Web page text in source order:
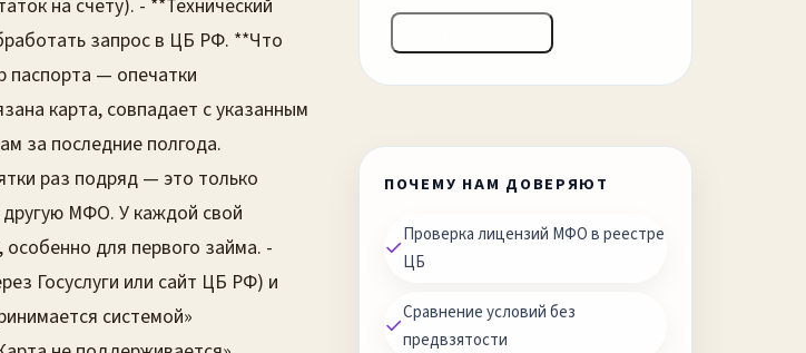
ПОЧЕМУ НАМ ДОВЕРЯЮТ
✓Проверка лицензий МФО в реестре
ЦБ
✓Сравнение условий без
предвзятости